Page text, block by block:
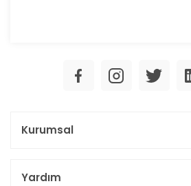
Kurumsal
Yardım